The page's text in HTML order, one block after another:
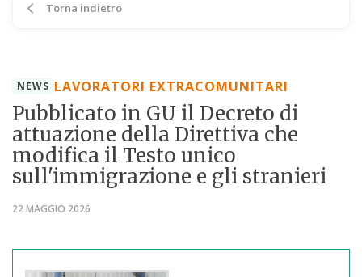
Torna indietro
NEWS LAVORATORI EXTRACOMUNITARI
Pubblicato in GU il Decreto di
attuazione della Direttiva che
modifica il Testo unico
sull'immigrazione e gli stranieri
22 MAGGIO 2026